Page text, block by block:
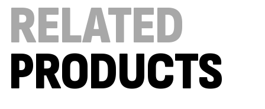
Autres
د.ت84
Creatine (CreapureⓇ) – 500g –
7Nutrition
RELATED
PRODUCTS